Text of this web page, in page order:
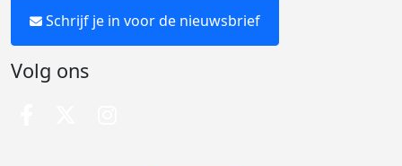
Schrijf je in voor de nieuwsbrief
Volg ons